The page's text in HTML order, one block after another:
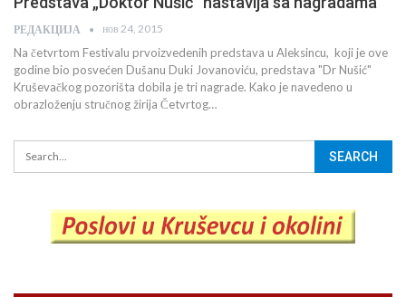
РЕДАКЦИЈА нов 24, 2015
Na četvrtom Festivalu prvoizvedenih predstava u Aleksincu, koji je ove
godine bio posvećen Dušanu Duki Jovanoviću, predstava "Dr Nušić"
Kruševačkog pozorišta dobila je tri nagrade. Kako je navedeno u
obrazloženju stručnog žirija Četvrtog…